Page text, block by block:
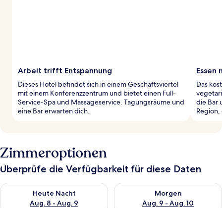
Arbeit trifft Entspannung
Dieses Hotel befindet sich in einem Geschäftsviertel
mit einem Konferenzzentrum und bietet einen Full-
Service-Spa und Massageservice. Tagungsräume und
eine Bar erwarten dich.
Essen
Das
die Bar
Zimmeroptionen
Überprüfe die Verfügbarkeit für diese Daten
Heute Nacht
Aug. 8 - Aug. 9
Überprüfe die Verfügbarkeit für heute Nacht, Aug. 8 - Aug. 9.
Morgen
Aug. 9 - Aug. 10
Überprüfe die Verfügbarkeit